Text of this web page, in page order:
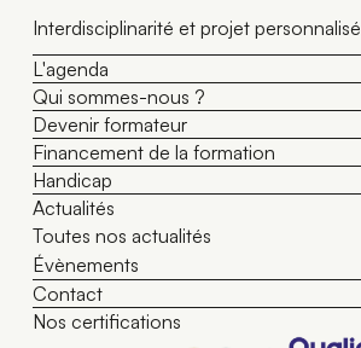
Interdisciplinarité et projet personnalisé
L'agenda
Qui sommes-nous ?
Devenir formateur
Financement de la formation
Handicap
Actualités
Toutes nos actualités
Évènements
Contact
Nos certifications